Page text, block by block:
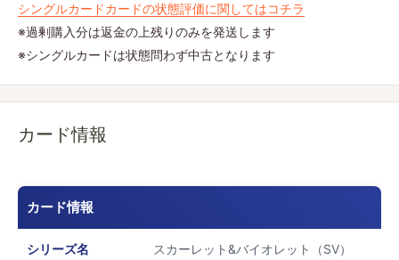
シングルカードカードの状態評価に関してはコチラ
※過剰購入分は返金の上残りのみを発送します
※シングルカードは状態問わず中古となります
カード情報
カード情報
シリーズ名 スカーレット&バイオレット（SV）